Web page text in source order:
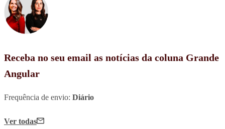
Receba no seu email as notícias da coluna Grande
Angular
Frequência de envio: Diário
Ver todas